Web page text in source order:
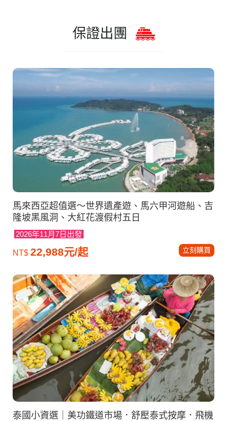
保證出團
馬來西亞超值選～世界遺產遊、馬六甲河遊船、吉
隆坡黑風洞、大紅花渡假村五日
2026年11月7日出發
NT$ 22,988元/起 立刻購買
泰國小資選｜美功鐵道市場．舒壓泰式按摩．飛機